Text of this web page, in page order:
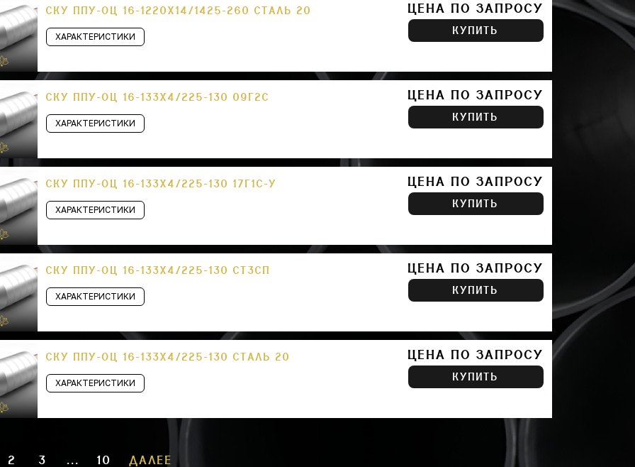
СКУ ППУ-ОЦ 16-1220Х14/1425-260 СТАЛЬ 20
ХАРАКТЕРИСТИКИ
ЦЕНА ПО ЗАПРОСУ
КУПИТЬ
СКУ ППУ-ОЦ 16-133Х4/225-130 09Г2С
ХАРАКТЕРИСТИКИ
ЦЕНА ПО ЗАПРОСУ
КУПИТЬ
СКУ ППУ-ОЦ 16-133Х4/225-130 17Г1С-У
ХАРАКТЕРИСТИКИ
ЦЕНА ПО ЗАПРОСУ
КУПИТЬ
СКУ ППУ-ОЦ 16-133Х4/225-130 СТ3СП
ХАРАКТЕРИСТИКИ
ЦЕНА ПО ЗАПРОСУ
КУПИТЬ
СКУ ППУ-ОЦ 16-133Х4/225-130 СТАЛЬ 20
ХАРАКТЕРИСТИКИ
ЦЕНА ПО ЗАПРОСУ
КУПИТЬ
2 3 ... 10 ДАЛЕЕ